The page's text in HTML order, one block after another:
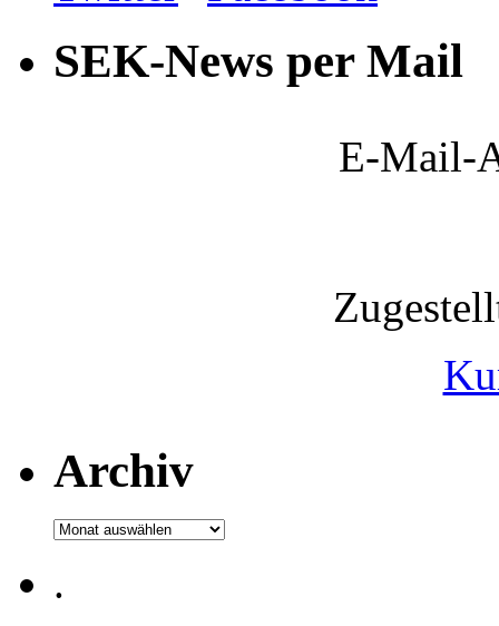
SEK-News per Mail
E-Mail-
Archiv
Archiv
.